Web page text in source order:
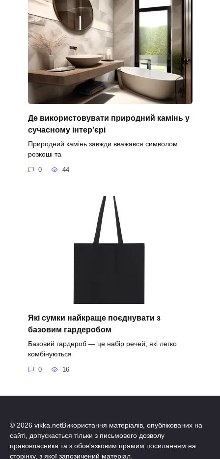
Де використовувати природний камінь у
сучасному інтер’єрі
Природний камінь завжди вважався символом
розкоші та
0 44
Які сумки найкраще поєднувати з
базовим гардеробом
Базовий гардероб — це набір речей, які легко
комбінуються
0 16
© 2026 vikka.netВикористання матеріалів, опублікованих на
сайті, допускається тільки з письмового дозволу
правовласника та з обов'язковим прямим посиланням на
сторінку, з якої запозичений матеріал.